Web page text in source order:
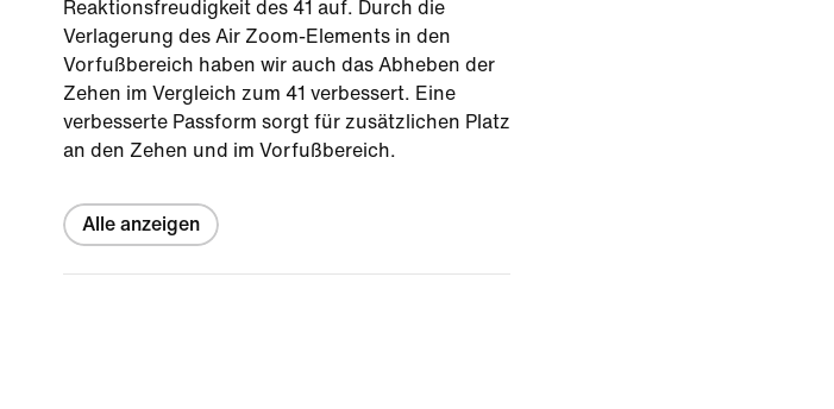
Reaktionsfreudigkeit des 41 auf. Durch die
Verlagerung des Air Zoom-Elements in den
Vorfußbereich haben wir auch das Abheben der
Zehen im Vergleich zum 41 verbessert. Eine
verbesserte Passform sorgt für zusätzlichen Platz
an den Zehen und im Vorfußbereich.
Alle anzeigen